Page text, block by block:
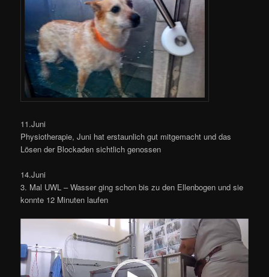
11.Juni
Physiotherapie, Juni hat erstaunlich gut mitgemacht und das
Lösen der Blockaden sichtlich genossen
14.Juni
3. Mal UWL – Wasser ging schon bis zu den Ellenbogen und sie
konnte 12 Minuten laufen